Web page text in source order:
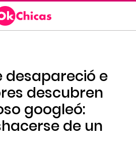
desapareció e
descubren
googleó:
de un